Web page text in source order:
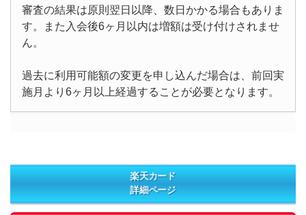
審査の結果は原則翌日以降、数日かかる場合もありま
す。また入会後6ヶ月以内は増額は受け付けされませ
ん。
過去に利用可能額の変更を申し込んだ場合は、前回実
施月より6ヶ月以上経過することが必要となります。
楽天カード
詳細ページ